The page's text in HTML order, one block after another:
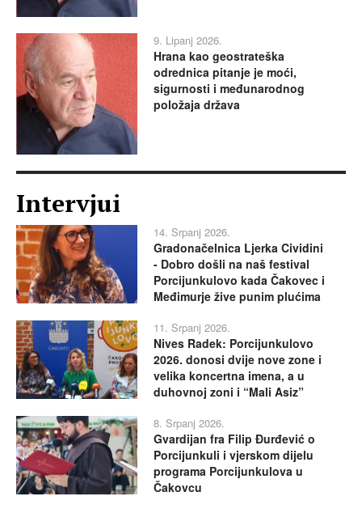
9. Lipanj 2026.
Hrana kao geostrateška
odrednica pitanje je moći,
sigurnosti i međunarodnog
položaja država
Intervjui
14. Srpanj 2026.
Gradonačelnica Ljerka Cividini
- Dobro došli na naš festival
Porcijunkulovo kada Čakovec i
Međimurje žive punim plućima
11. Srpanj 2026.
Nives Radek: Porcijunkulovo
2026. donosi dvije nove zone i
velika koncertna imena, a u
duhovnoj zoni i “Mali Asiz”
8. Srpanj 2026.
Gvardijan fra Filip Đurđević o
Porcijunkuli i vjerskom dijelu
programa Porcijunkulova u
Čakovcu